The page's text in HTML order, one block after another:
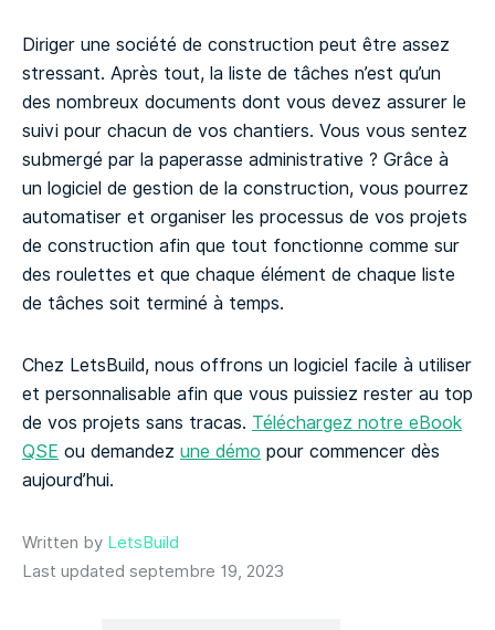
Diriger une société de construction peut être assez
stressant. Après tout, la liste de tâches n’est qu’un
des nombreux documents dont vous devez assurer le
suivi pour chacun de vos chantiers. Vous vous sentez
submergé par la paperasse administrative ? Grâce à
un logiciel de gestion de la construction, vous pourrez
automatiser et organiser les processus de vos projets
de construction afin que tout fonctionne comme sur
des roulettes et que chaque élément de chaque liste
de tâches soit terminé à temps.
Chez LetsBuild, nous offrons un logiciel facile à utiliser
et personnalisable afin que vous puissiez rester au top
de vos projets sans tracas. Téléchargez notre eBook
QSE ou demandez une démo pour commencer dès
aujourd’hui.
Written by LetsBuild
Last updated septembre 19, 2023